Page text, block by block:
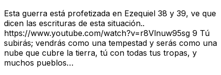
Esta guerra está profetizada en Ezequiel 38 y 39, ve que
dicen las escrituras de esta situación..
https://www.youtube.com/watch?v=r8Vlnuw95sg 9 Tú
subirás; vendrás como una tempestad y serás como una
nube que cubre la tierra, tú con todas tus tropas, y
muchos pueblos…